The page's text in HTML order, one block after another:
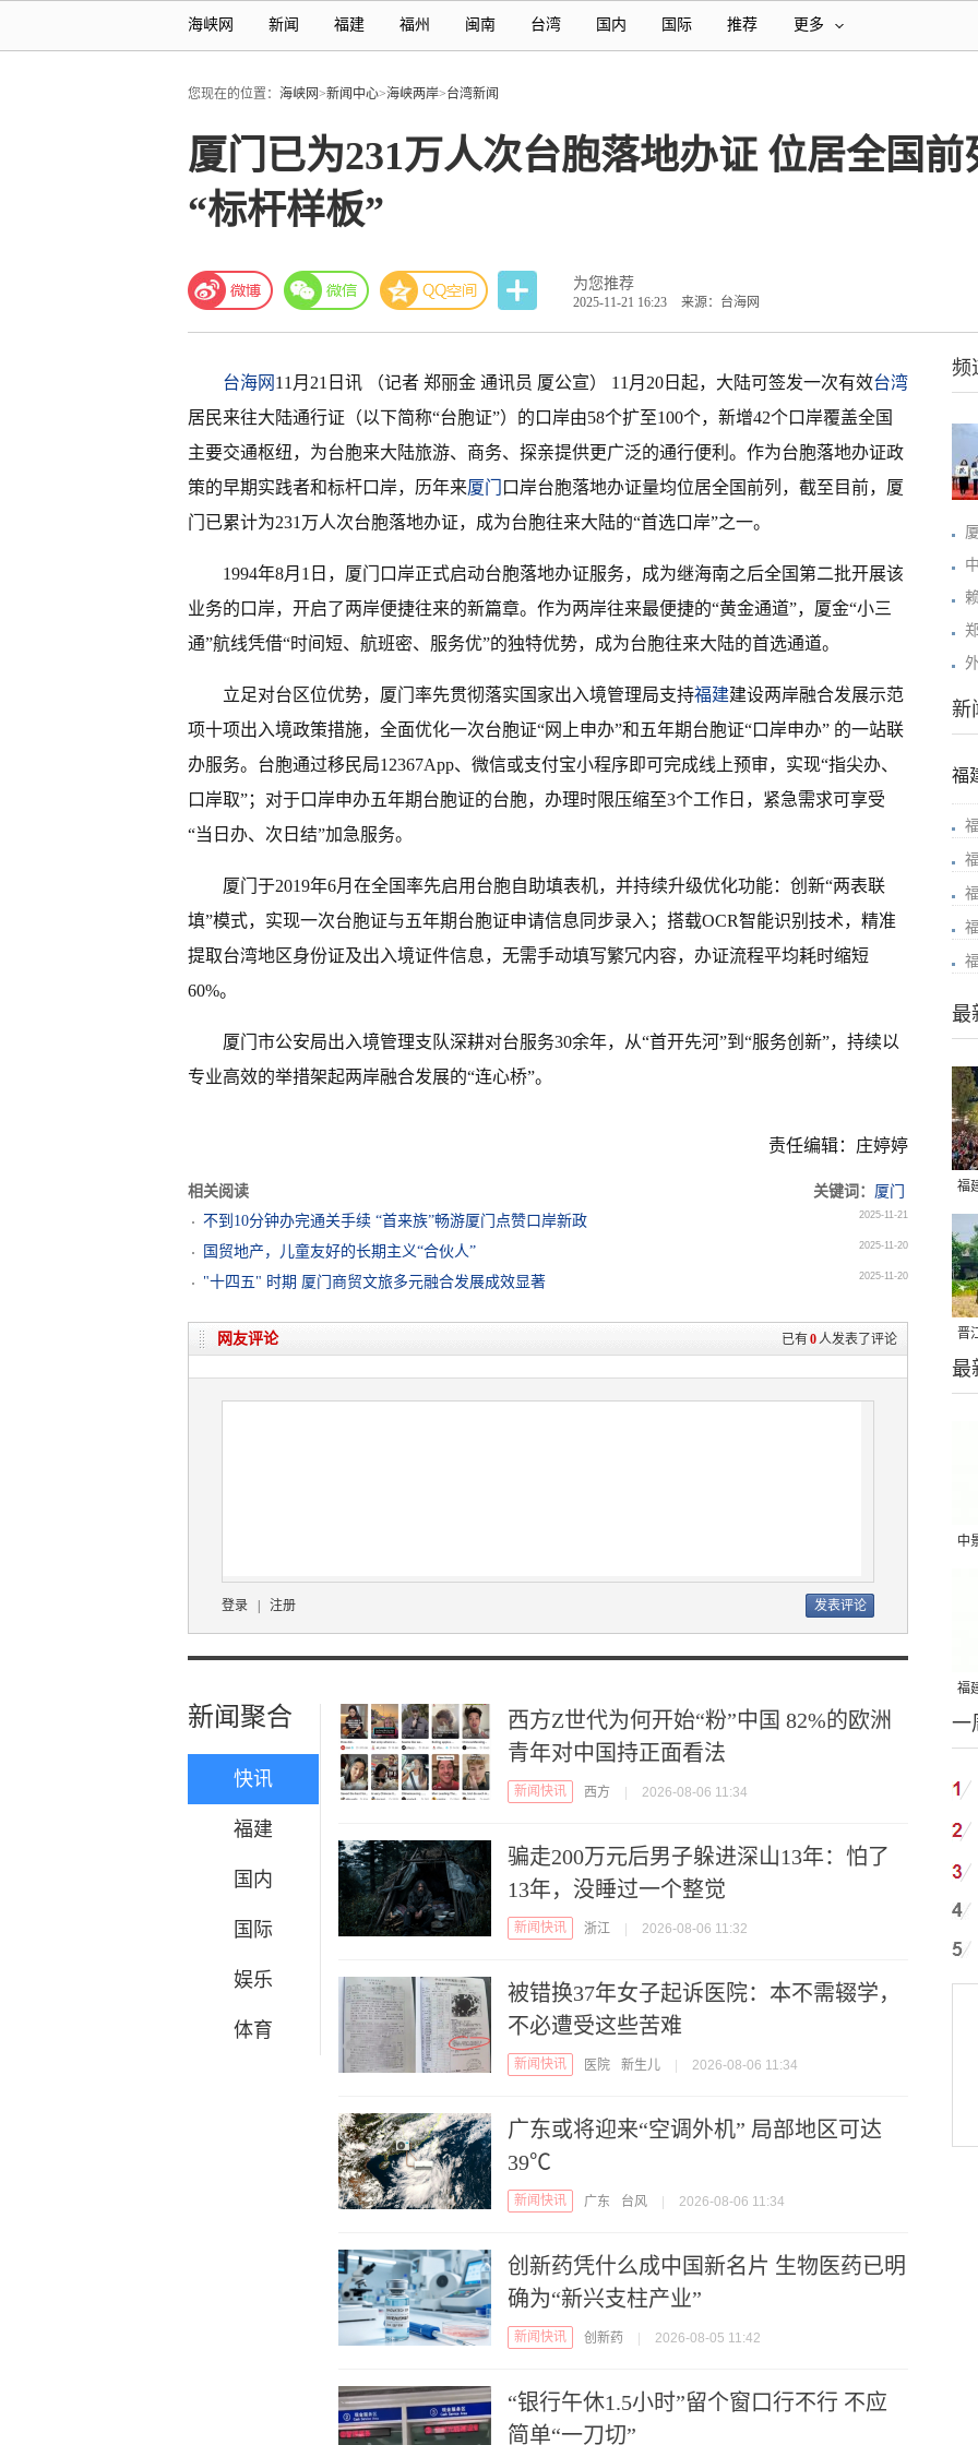
海峡网 新闻 福建 福州 闽南 台湾 国内 国际 推荐 更多
您现在的位置： 海峡网>新闻中心>海峡两岸>台湾新闻
厦门已为231万人次台胞落地办证 位居全国
“标杆样板”
为您推荐
2025-11-21 16:23 来源：台海网
台海网 11月21日讯 （记者 郑丽金 通讯员 厦公宣） 11月20日起，大陆可签发一次有效台湾
居民来往大陆通行证（以下简称“台胞证”）的口岸由58个扩至100个，新增42个口岸覆盖全国
主要交通枢纽，为台胞来大陆旅游、商务、探亲提供更广泛的通行便利。作为台胞落地办证政
策的早期实践者和标杆口岸，历年来厦门
口岸台胞落地办证量均位居全国前列，截至目前，厦
门已累计为231万人次台胞落地办证，成为台胞往来大陆的“首选口岸”之一。
1994年8月1日，厦门口岸正式启动台胞落地办证服务，成为继海南之后全国第二批开展该
业务的口岸，开启了两岸便捷往来的新篇章。作为两岸往来最便捷的“黄金通道”，厦金“小三
通”航线凭借“时间短、航班密、服务优”的独特优势，成为台胞往来大陆的首选通道。
立足对台区位优势，厦门率先贯彻落实国家出入境管理局支持福建建设两岸融合发展示范
项十项出入境政策措施，全面优化一次台胞证“网上申办”和五年期台胞证“口岸申办” 的一站联
办服务。台胞通过移民局12367App、微信或支付宝小程序即可完成线上预审，实现“指尖办、
口岸取”；对于口岸申办五年期台胞证的台胞，办理时限压缩至3个工作日，紧急需求可享受
“当日办、次日结”加急服务。
厦门于2019年6月在全国率先启用台胞自助填表机，并持续升级优化功能：创新“两表联
填”模式，实现一次台胞证与五年期台胞证申请信息同步录入；搭载OCR智能识别技术，精准
提取台湾地区身份证及出入境证件信息，无需手动填写繁冗内容，办证流程平均耗时缩短
60%。
厦门市公安局出入境管理支队深耕对台服务30余年，从“首开先河”到“服务创新”，持续以
专业高效的举措架起两岸融合发展的“连心桥”。
责任编辑：庄婷婷
相关阅读 关键词： 厦门
不到10分钟办完通关手续 “首来族”畅游厦门点赞口岸新政
2025-11-21
国贸地产，儿童友好的长期主义“合伙人” 2025-11-20
"十四五" 时期 厦门商贸文旅多元融合发展成效显著 2025-11-20
已有0人发表了评论
网友评论
登录 注册
新闻聚合
快讯
福建
国内
国际
娱乐
体育
西方Z世代为何开始“粉”中国 82%的欧洲
青年对中国持正面看法
新闻快讯 西方 2026-08-06 11:34
骗走200万元后男子躲进深山13年：怕了
13年，没睡过一个整觉
新闻快讯 浙江 2026-08-06 11:32
被错换37年女子起诉医院：本不需辍学，
不必遭受这些苦难
新闻快讯 医院 新生儿 2026-08-06 11:34
广东或将迎来“空调外机” 局部地区可达
39℃
新闻快讯 广东 台风 2026-08-06 11:34
创新药凭什么成中国新名片 生物医药已明
确为“新兴支柱产业”
新闻快讯 创新药 2026-08-05 11:42
“银行午休1.5小时”留个窗口行不行 不应
简单“一刀切”
频
新
福
最
福
晋
千
最
中
福
国
一